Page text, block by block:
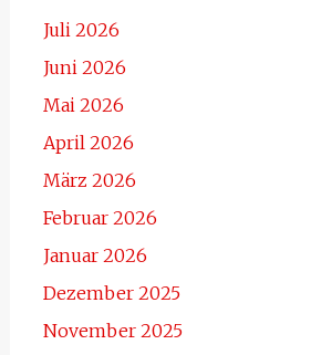
Juli 2026
Juni 2026
Mai 2026
April 2026
März 2026
Februar 2026
Januar 2026
Dezember 2025
November 2025